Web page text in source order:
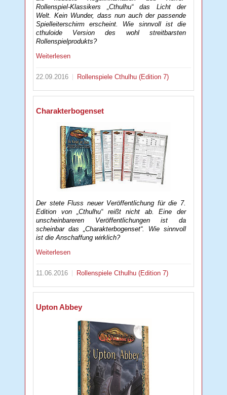
Rollenspiel-Klassikers „Cthulhu“ das Licht der
Welt. Kein Wunder, dass nun auch der passende
Spielleiterschirm erscheint. Wie sinnvoll ist die
cthuloide Version des wohl streitbarsten
Rollenspielprodukts?
Weiterlesen
22.09.2016 RollenspieleCthulhu (Edition 7)
Charakterbogenset
Der stete Fluss neuer Veröffentlichung für die 7.
Edition von „Cthulhu“ reißt nicht ab. Eine der
unscheinbareren Veröffentlichungen ist da
scheinbar das „Charakterbogenset“. Wie sinnvoll
ist die Anschaffung wirklich?
Weiterlesen
11.06.2016 RollenspieleCthulhu (Edition 7)
Upton Abbey